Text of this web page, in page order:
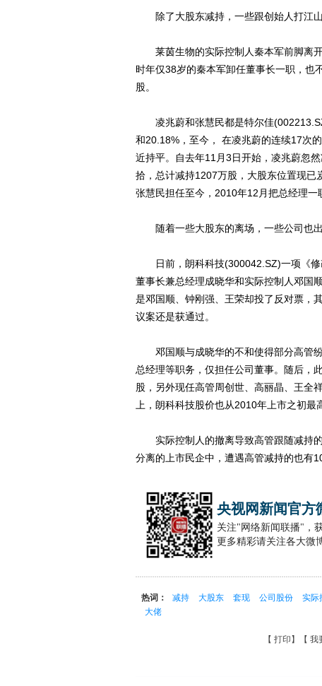
除了大股东减持，一些跟创始人打江山
莱茵生物的实际控制人秦本军前脚离开
时年仅38岁的秦本军卸任董事长一职，也
股。
凌兆蔚和张慧民都是特尔佳
和20.18%，至今， 在凌兆蔚的连续17次
近持平。自去年11月3日开始，凌兆蔚忽
拾，总计减持1207万股，大股东位置现
张慧民担任至今，2010年12月把总经理一
随着一些大股东的离场，一些公司也出
日前，朗科科技(300042.SZ)一项《修
董事长兼总经理成晓华和实际控制人邓国
是邓国顺、钟刚强、王荣却投了反对票，
议案还是获通过。
邓国顺与成晓华的不和使得部分高管纷
总经理等职务，仅担任公司董事。随后，
股，另外现任高管周创世、高丽晶、王全
上，朗科科技股价也从2010年上市之初
实际控制人的撤离导致高管跟随减持的
分离的上市民企中，遭遇高管减持的也有
央视网新闻官方
关注"网络新闻联播"，
更多精彩请关注各大微
热词： 减持 大股东 套现 公司股份 实际
大佬
【 打印 】【 我